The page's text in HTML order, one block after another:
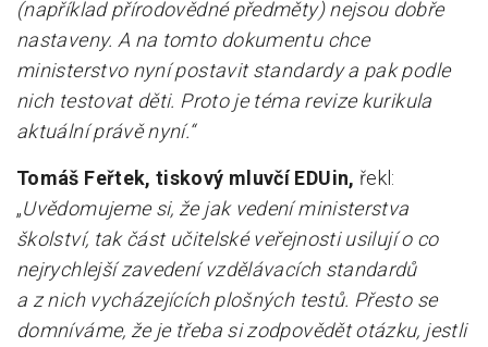
(například přírodovědné předměty) nejsou dobře
nastaveny. A na tomto dokumentu chce
ministerstvo nyní postavit standardy a pak podle
nich testovat děti. Proto je téma revize kurikula
aktuální právě nyní.“
Tomáš Feřtek, tiskový mluvčí EDUin, řekl:
„Uvědomujeme si, že jak vedení ministerstva
školství, tak část učitelské veřejnosti usilují o co
nejrychlejší zavedení vzdělávacích standardů
a z nich vycházejících plošných testů. Přesto se
domníváme, že je třeba si zodpovědět otázku, jestli